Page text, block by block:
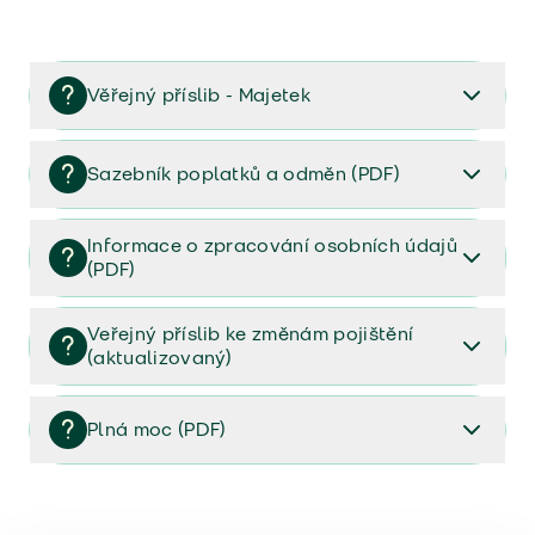
Věřejný příslib - Majetek
Věřejný příslib majetek 2023
Sazebník poplatků a odměn (PDF)
Sazebník poplatků a odměn (PDF)
Informace o zpracování osobních údajů
(PDF)
Informace o zpracování osobních údajů (PDF)
Veřejný příslib ke změnám pojištění
(aktualizovaný)
Veřejný příslib ke změnám pojištění (aktualizovaný)
Plná moc (PDF)